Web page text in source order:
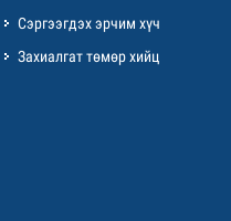
Сэргээгдэх эрчим хүч
Захиалгат төмөр хийц